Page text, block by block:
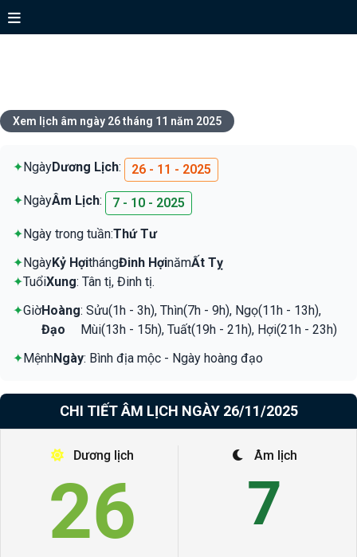
Xem lịch âm ngày 26 tháng 11 năm 2025
✦NgàyDương Lịch: 26 - 11 - 2025
✦NgàyÂm Lịch: 7 - 10 - 2025
✦Ngày trong tuần:Thứ Tư
✦NgàyKỷ HợithángĐinh HợinămẤt Tỵ
✦TuổiXung: Tân tị, Đinh tị.
✦GiờHoàng
Đạo
: Sửu(1h - 3h), Thìn(7h - 9h), Ngọ(11h - 13h),
Mùi(13h - 15h), Tuất(19h - 21h), Hợi(21h - 23h)
✦MệnhNgày: Bình địa mộc - Ngày hoàng đạo
CHI TIẾT ÂM LỊCH NGÀY 26/11/2025
Dương lịch
26
Âm lịch
7